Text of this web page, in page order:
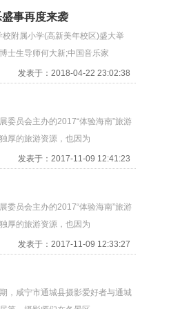
事再度来袭
附属小学(高新美年校区)盛大举
士生导师何大新;中国音乐家
发表于：2018-04-22 23:02:38
委员会主办的2017“体验海南”旅游
厚的旅游资源，也因为
发表于：2017-11-09 12:41:23
委员会主办的2017“体验海南”旅游
厚的旅游资源，也因为
发表于：2017-11-09 12:33:27
，咸宁市通城县摄影爱好者与通城